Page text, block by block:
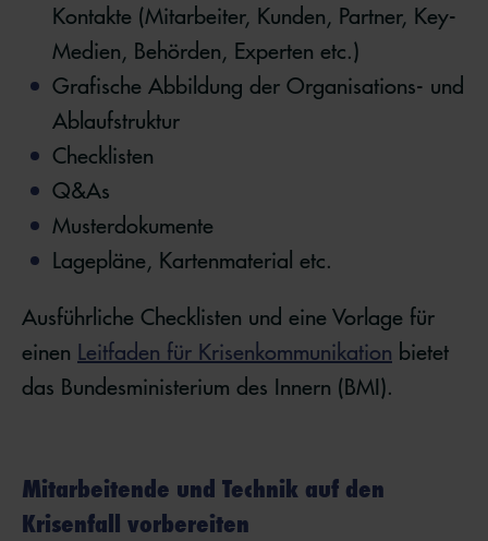
Kontakte (Mitarbeiter, Kunden, Partner, Key-
Medien, Behörden, Experten etc.)
Grafische Abbildung der Organisations- und
Ablaufstruktur
Checklisten
Q&As
Musterdokumente
Lagepläne, Kartenmaterial etc.
Ausführliche Checklisten und eine Vorlage für
einen Leitfaden für Krisenkommunikation bietet
das Bundesministerium des Innern (BMI).
Mitarbeitende und Technik auf den
Krisenfall vorbereiten